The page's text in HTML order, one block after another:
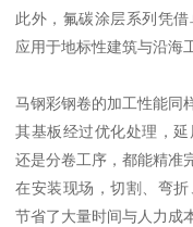
此外，氟碳涂层系列凭
应用于地标性建筑与沿海
马钢彩钢卷的加工性能同
其基板经过优化处理，
还是分卷工序，都能精准
在安装现场，切割、弯
节省了大量时间与人力成